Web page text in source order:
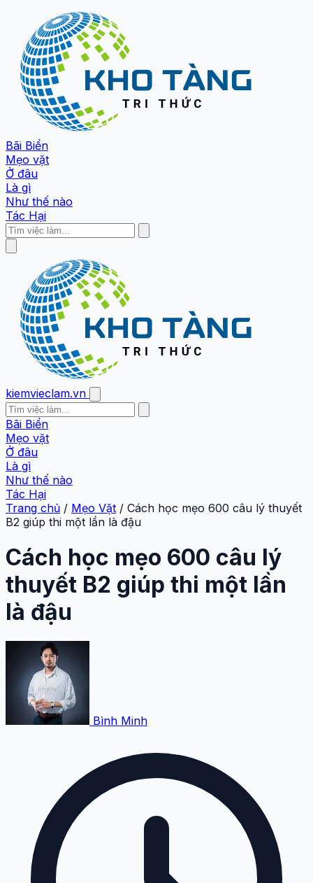
Bãi Biển
Mẹo vặt
Ở đâu
Là gì
Như thế nào
Tác Hại
kiemvieclam.vn
Bãi Biển
Mẹo vặt
Ở đâu
Là gì
Như thế nào
Tác Hại
Trang chủ / Mẹo Vặt / Cách học mẹo 600 câu lý thuyết
B2 giúp thi một lần là đậu
Cách học mẹo 600 câu lý
thuyết B2 giúp thi một lần
là đậu
Bình Minh